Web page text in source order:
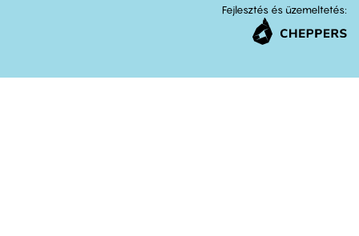
Fejlesztés és üzemeltetés: